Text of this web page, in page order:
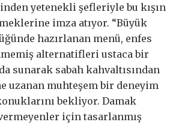
yetenekli şefleriyle bu kışın
imza atıyor. “Büyük
hazırlanan menü, enfes
alternatifleri ustaca bir
sunarak sabah kahvaltısından
uzanan muhteşem bir deneyim
bekliyor. Damak
için tasarlanmış